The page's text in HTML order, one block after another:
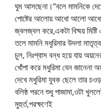
ঘুম আসছেনা।”বলে মামনিকে
পোষ্টের আলোয় আধো আলো আধো
জ্বলজ্বল করে,একটা বিষ্ময়
তলে মামনি মধুরিমার উদলা
চুল, নিঃশ্বাস বন্ধ হয়ে যায়
খোঁপা করে মধুরিমা যেন
দেখে মধুরিমা যুবক ছেলে তার
বলিষ্ঠ পরনে শুধু পাজামা,ওটা
মুহুর্ত,পরক্ষণেই